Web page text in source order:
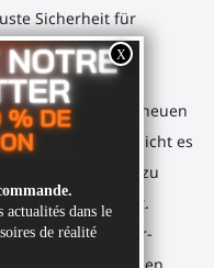
Sicherheit für
KayakVR oder
mit Ihrem neuen
Design ermöglicht es
Ihrem Zubehör zu
neuen erspart.
: Unsere Controller-